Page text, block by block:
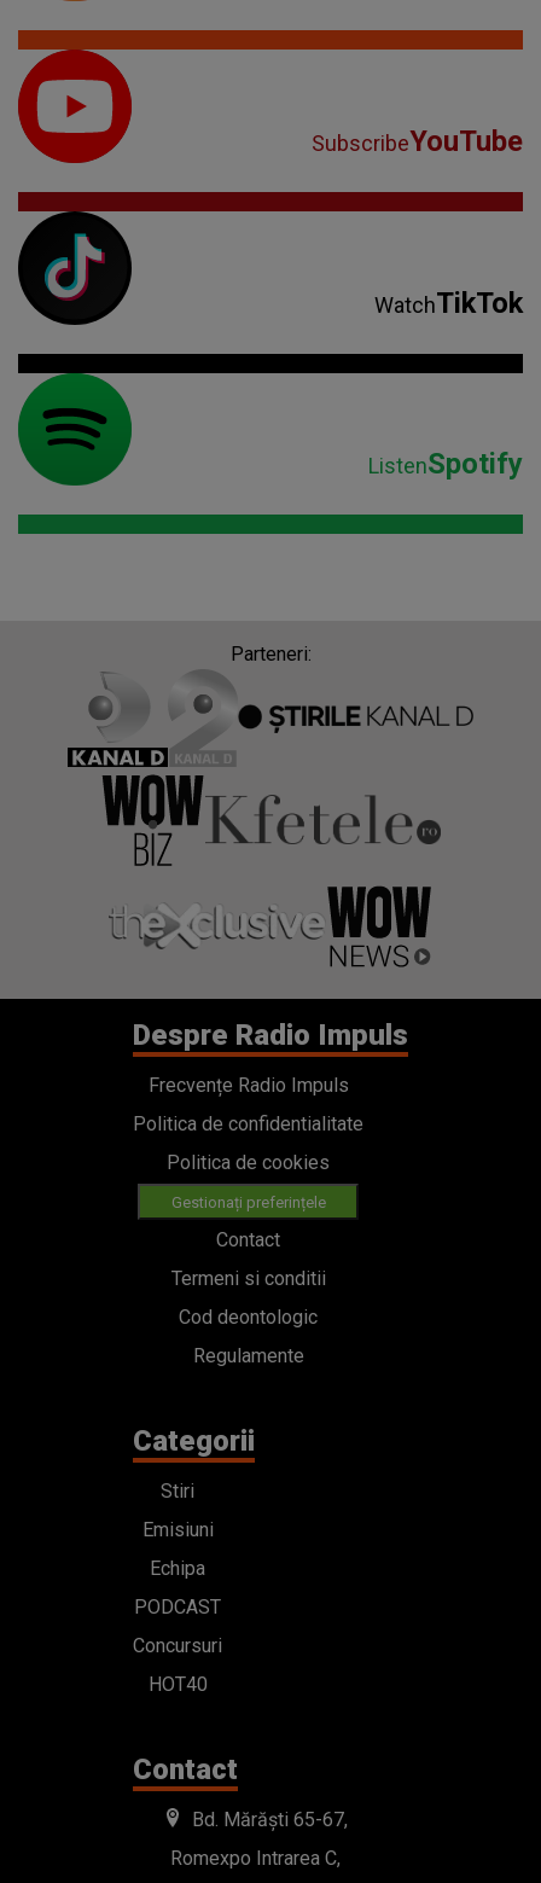
SubscribeYouTube
WatchTikTok
ListenSpotify
Parteneri:
Despre Radio Impuls
Frecvențe Radio Impuls
Politica de confidentialitate
Politica de cookies
Gestionați preferințele
Contact
Termeni si conditii
Cod deontologic
Regulamente
Categorii
Stiri
Emisiuni
Echipa
PODCAST
Concursuri
HOT40
Contact
Bd. Mărăști 65-67,
Romexpo Intrarea C,